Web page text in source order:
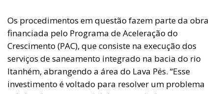
Os procedimentos em questão fazem parte da obra
financiada pelo Programa de Aceleração do
Crescimento (PAC), que consiste na execução dos
serviços de saneamento integrado na bacia do rio
Itanhém, abrangendo a área do Lava Pés. “Esse
investimento é voltado para resolver um problema